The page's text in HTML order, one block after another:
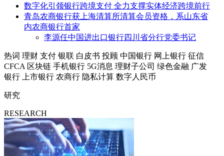
数字化引领银行跨境支付 全力支撑实体经济跨境前行
青岛农商银行获上海清算所清算会员资格，系山东省
内农商银行首家
李源任中国进出口银行四川省分行党委书记
热词 理财 支付 银联 白皮书 投顾 中国银行 网上银行 征信
CFCA 区块链 手机银行 5G消息 理财子公司 绿色金融 广发
银行
上市银行 农商行 隐私计算 数字人民币
研究
RESEARCH